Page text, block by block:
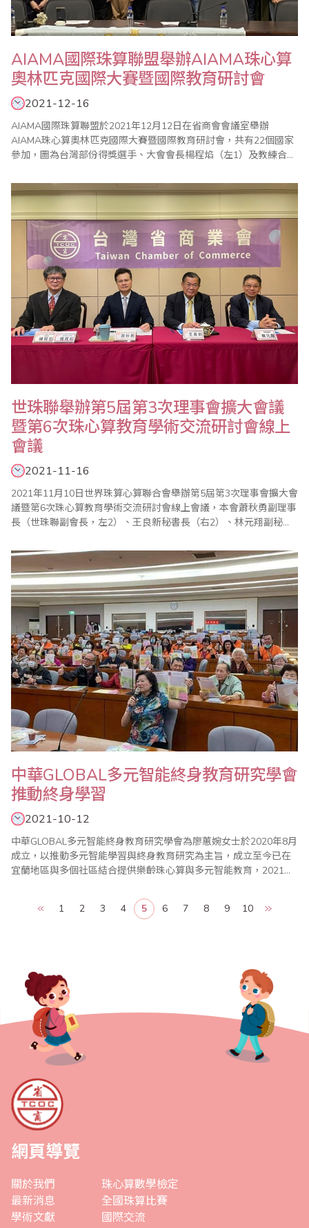
AIAMA國際珠算聯盟舉辦AIAMA珠心算
奧林匹克國際大賽暨國際教育研討會
2021-12-16
AIAMA國際珠算聯盟於2021年12月12日在省商會會議室舉辦
AIAMA珠心算奧林匹克國際大賽暨國際教育研討會，共有22個國家
參加，圖為台灣部份得獎選手、大會會長楊程焰（左1）及教練合影
世珠聯舉辦第5屆第3次理事會擴大會議
暨第6次珠心算教育學術交流研討會線上
會議
2021-11-16
2021年11月10日世界珠算心算聯合會舉辦第5屆第3次理事會擴大會
議暨第6次珠心算教育學術交流研討會線上會議，本會蕭秋勇副理事
長（世珠聯副會長，左2）、王良新秘書長（右2）、林元翔副秘書
事會員單位參加，由會長劉建華主持，會中除年度工作報告及2022
年工作計劃外，也分享疫情下珠心算教育的發展前景及珠算非遺的
保護與發展，並通過新會員單位的入..
中華GLOBAL多元智能終身教育研究學會
推動終身學習
2021-10-12
中華GLOBAL多元智能終身教育研究學會為廖蕙婉女士於2020年8月
成立，以推動多元智能學習與終身教育研究為主旨，成立至今已在
宜蘭地區與多個社區結合提供樂齡珠心算與多元智能教育，2021年
府委託佛光大學辦理的高齡生活大學中擔任課程講師。 廖蕙婉老師
畢生從事珠心算教育，並於台灣省商業會總會珠心算數學委員會擔
1 2 3 4 5 6 7 8 9 10
網頁導覽
關於我們
最新消息
學術文獻
珠心算數學檢定
全國珠算比賽
國際交流